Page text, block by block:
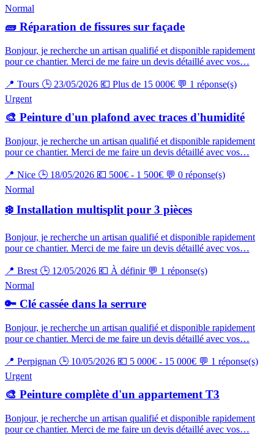
Normal
🧱 Réparation de fissures sur façade
Bonjour, je recherche un artisan qualifié et disponible rapidement
pour ce chantier. Merci de me faire un devis détaillé avec vos…
📍 Tours 🕒 23/05/2026 💶 Plus de 15 000€ 💬 1 réponse(s)
Urgent
🎨 Peinture d'un plafond avec traces d'humidité
Bonjour, je recherche un artisan qualifié et disponible rapidement
pour ce chantier. Merci de me faire un devis détaillé avec vos…
📍 Nice 🕒 18/05/2026 💶 500€ - 1 500€ 💬 0 réponse(s)
Normal
❄️ Installation multisplit pour 3 pièces
Bonjour, je recherche un artisan qualifié et disponible rapidement
pour ce chantier. Merci de me faire un devis détaillé avec vos…
📍 Brest 🕒 12/05/2026 💶 À définir 💬 1 réponse(s)
Normal
🔑 Clé cassée dans la serrure
Bonjour, je recherche un artisan qualifié et disponible rapidement
pour ce chantier. Merci de me faire un devis détaillé avec vos…
📍 Perpignan 🕒 10/05/2026 💶 5 000€ - 15 000€ 💬 1 réponse(s)
Urgent
🎨 Peinture complète d'un appartement T3
Bonjour, je recherche un artisan qualifié et disponible rapidement
pour ce chantier. Merci de me faire un devis détaillé avec vos…